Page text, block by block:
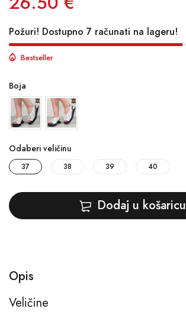
Požuri! Dostupno 7 računati na lageru!
Bestseller
Boja
Odaberi veličinu
37 38 39 40
Dodaj u košaricu
Opis
Veličine